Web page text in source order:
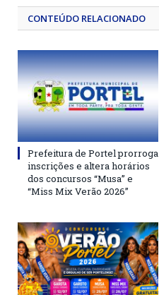
CONTEÚDO RELACIONADO
Prefeitura de Portel prorroga
inscrições e altera horários
dos concursos “Musa” e
“Miss Mix Verão 2026”